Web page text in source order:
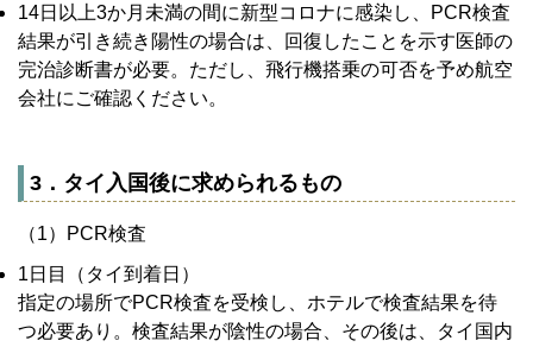
14日以上3か月未満の間に新型コロナに感染し、PCR検査
結果が引き続き陽性の場合は、回復したことを示す医師の
完治診断書が必要。ただし、飛行機搭乗の可否を予め航空
会社にご確認ください。
3．タイ入国後に求められるもの
（1）PCR検査
1日目（タイ到着日）
指定の場所でPCR検査を受検し、ホテルで検査結果を待
つ必要あり。検査結果が陰性の場合、その後は、タイ国内